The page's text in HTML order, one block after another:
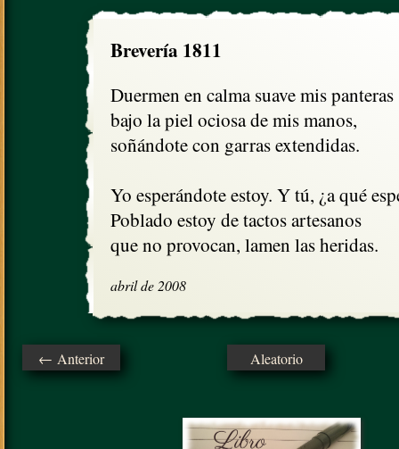
Brevería 1811
Duermen en calma suave mis panteras
bajo la piel ociosa de mis manos,
soñándote con garras extendidas.
Yo esperándote estoy. Y tú, ¿a qué
Poblado estoy de tactos artesanos
que no provocan, lamen las heridas.
abril de 2008
← Anterior Aleatorio